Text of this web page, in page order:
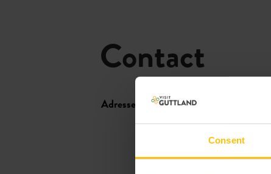
Consent
Contact
Adresse:
Specto et Cyril Molard
Route d'Arlon
L-8050 Bertrange
Afficher sur la carte